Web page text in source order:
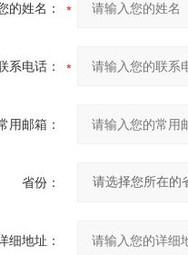
的姓名：
系电话：
用邮箱：
省份：
细地址：